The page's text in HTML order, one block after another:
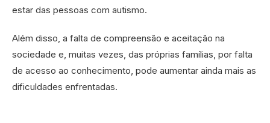
estar das pessoas com autismo.
Além disso, a falta de compreensão e aceitação na
sociedade e, muitas vezes, das próprias famílias, por falta
de acesso ao conhecimento, pode aumentar ainda mais as
dificuldades enfrentadas.